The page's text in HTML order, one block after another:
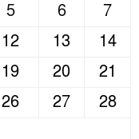
5 6
7
12 13
14
19 20
21
26 27
28